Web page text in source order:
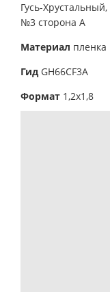
Гусь-Хрустальный,
№3 сторона А
Материал пленка
Гид GH66СF3A
Формат 1,2х1,8